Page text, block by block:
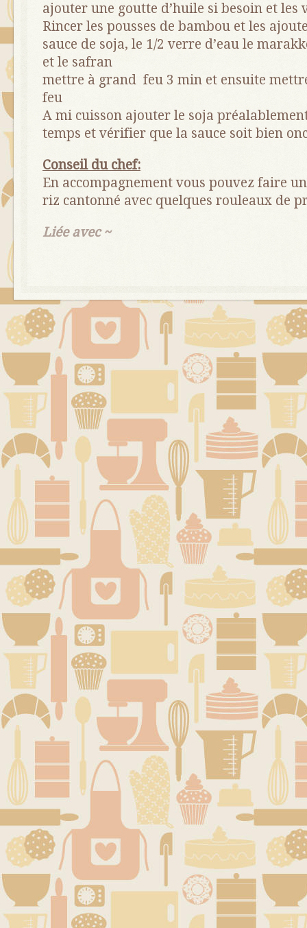
ajouter une goutte d’huile si besoin et les
Rincer les pousses de bambou et les
sauce de soja, le 1/2 verre d’eau le
et le safran
mettre à grand feu 3 min et ensuite
feu
A mi cuisson ajouter le soja
temps et vérifier que la sauce soit bien
Conseil du chef:
En accompagnement vous pouvez faire
riz cantonné avec quelques rouleaux de
Liée avec ~